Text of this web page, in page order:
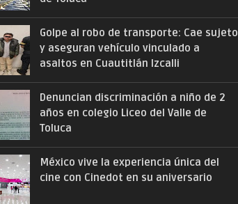
Golpe al robo de transporte: Cae sujeto
y aseguran vehículo vinculado a
asaltos en Cuautitlán Izcalli
Denuncian discriminación a niño de 2
años en colegio Liceo del Valle de
Toluca
México vive la experiencia única del
cine con Cinedot en su aniversario